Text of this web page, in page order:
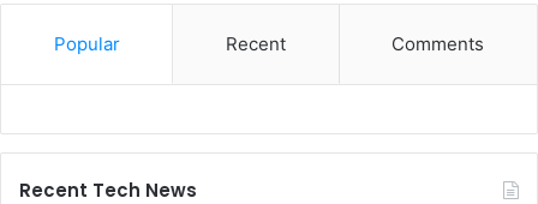
Popular Recent Comments
Recent Tech News